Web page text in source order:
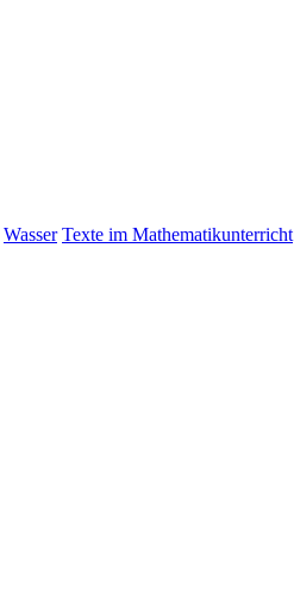
Wasser Texte im Mathematikunterricht